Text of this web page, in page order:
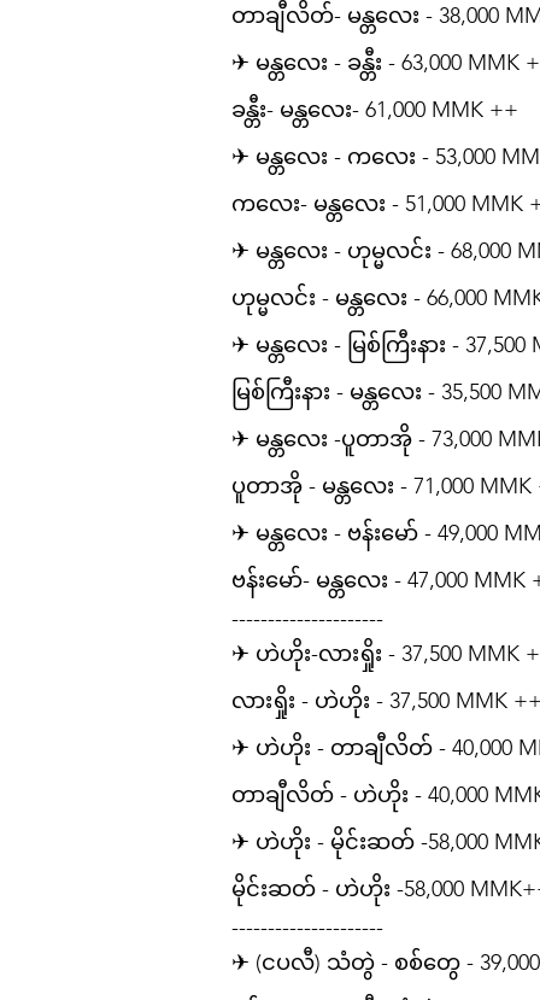
တာချီလိတ်- မန္တလေး - 38,000
✈ မန္တလေး - ခန္တီး - 63,000 MMK
ခန္တီး- မန္တလေး- 61,000 MMK ++
✈ မန္တလေး - ကလေး - 53,000
ကလေး- မန္တလေး - 51,000 MMK
✈ မန္တလေး - ဟုမ္မလင်း - 68,000
ဟုမ္မလင်း - မန္တလေး - 66,000
✈ မန္တလေး - မြစ်ကြီးနား - 37,500
မြစ်ကြီးနား - မန္တလေး - 35,500
✈ မန္တလေး -ပူတာအို - 73,000
ပူတာအို - မန္တလေး - 71,000 MMK
✈ မန္တလေး - ဗန်းမော် - 49,000
ဗန်းမော်- မန္တလေး - 47,000 MMK
---------------------
✈ ဟဲဟိုး-လားရှိုး - 37,500 MMK
လားရှိုး - ဟဲဟိုး - 37,500 MMK ++
✈ ဟဲဟိုး - တာချီလိတ် - 40,000
တာချီလိတ် - ဟဲဟိုး - 40,000
✈ ဟဲဟိုး - မိုင်းဆတ် -58,000
မိုင်းဆတ် - ဟဲဟိုး -58,000
---------------------
✈ (ငပလီ) သံတွဲ - စစ်တွေ - 39,000